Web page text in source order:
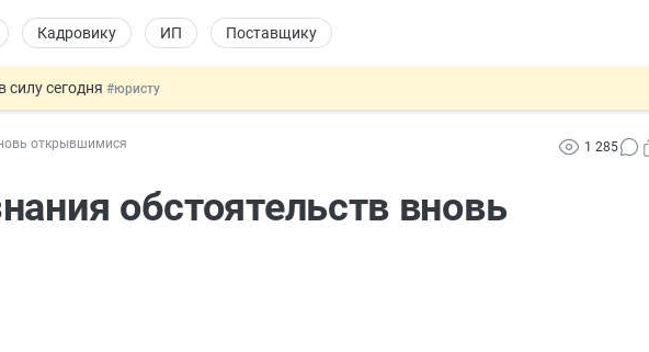
Кадровику ИП Поставщику
сегодня #юристу
физлиц из недружественных стран
банковской гарантией #бухгалтеру
открывшимися 1 285
обстоятельств вновь